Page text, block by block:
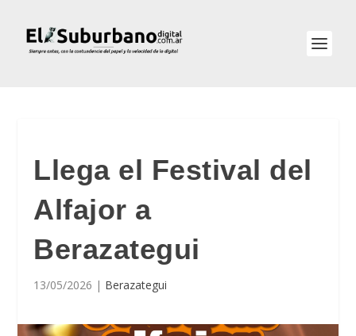
Llega el Festival del
Alfajor a
Berazategui
13/05/2026 | Berazategui